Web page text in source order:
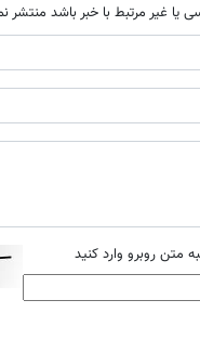
یا غیر مرتبط با خبر باشد منتشر
متن روبرو وارد کنید